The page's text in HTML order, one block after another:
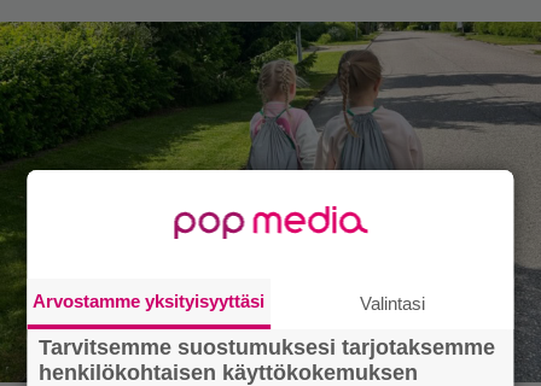
Arvostamme yksityisyyttäsi Valintasi
Tarvitsemme suostumuksesi tarjotaksemme
henkilökohtaisen käyttökokemuksen